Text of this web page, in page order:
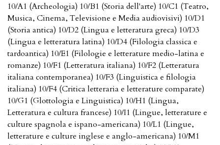
10/A1 (Archeologia) 10/B1 (Storia dell'arte) 10/C1 (Teatro,
Musica, Cinema, Televisione e Media audiovisivi) 10/D1
(Storia antica) 10/D2 (Lingua e letteratura greca) 10/D3
(Lingua e letteratura latina) 10/D4 (Filologia classica e
tardoantica) 10/E1 (Filologie e letterature medio-latina e
romanze) 10/F1 (Letteratura italiana) 10/F2 (Letteratura
italiana contemporanea) 10/F3 (Linguistica e filologia
italiana) 10/F4 (Critica letteraria e letterature comparate)
10/G1 (Glottologia e Linguistica) 10/H1 (Lingua,
Letteratura e cultura francese) 10/I1 (Lingue, letterature e
culture spagnola e ispano-americana) 10/L1 (Lingue,
letterature e culture inglese e anglo-americana) 10/M1